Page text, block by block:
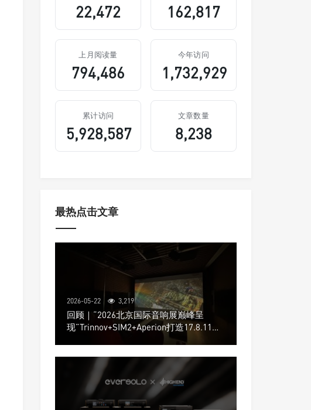
22,472 162,817
上月阅读量
794,486
今年访问
1,732,929
累计访问
5,928,587
文章数量
8,238
最热点击文章
2026-05-22 3,219
回顾｜“2026北京国际音响展巅峰呈
现”Trinnov+SIM2+Aperion打造17.8.11声